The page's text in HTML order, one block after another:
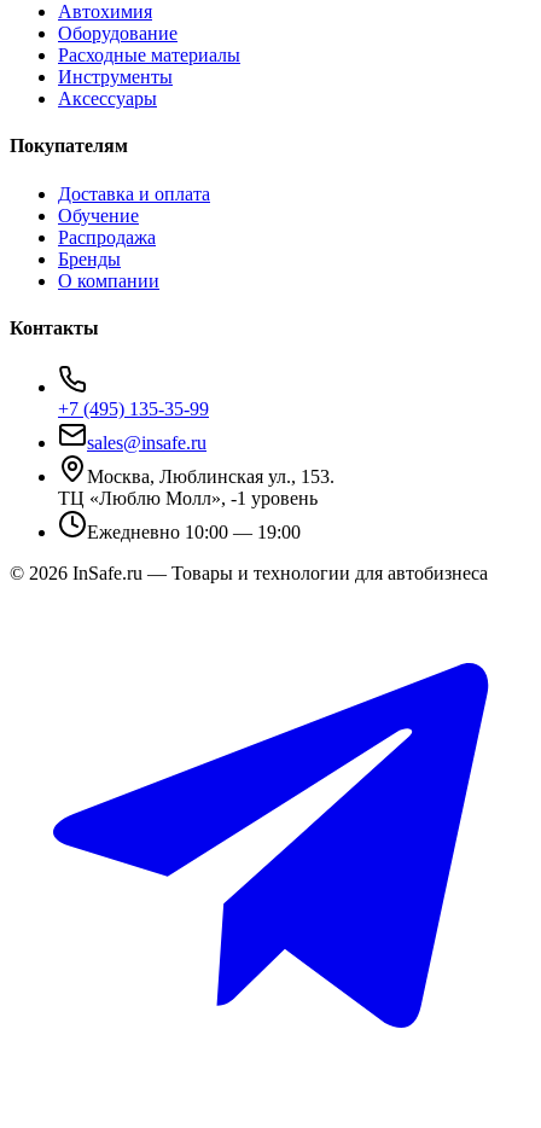
Автохимия
Оборудование
Расходные материалы
Инструменты
Аксессуары
Покупателям
Доставка и оплата
Обучение
Распродажа
Бренды
О компании
Контакты
+7 (495) 135-35-99
sales@insafe.ru
Москва, Люблинская ул., 153.
ТЦ «Люблю Молл», -1 уровень
Ежедневно 10:00 — 19:00
© 2026 InSafe.ru — Товары и технологии для автобизнеса